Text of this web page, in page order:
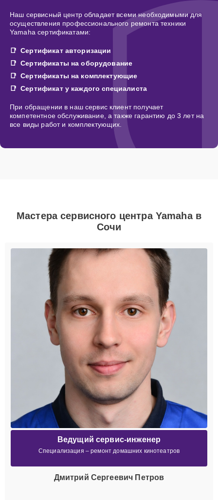
Наш сервисный центр обладает всеми необходимыми для
осуществления профессионального ремонта техники
Yamaha сертификатами:
Сертификат авторизации
Сертификаты на оборудование
Сертификаты на комплектующие
Сертификат у каждого специалиста
При обращении в наш сервис клиент получает
компетентное обслуживание, а также гарантию до 3 лет на
все виды работ и комплектующих.
Мастера сервисного центра Yamaha в
Сочи
Ведущий сервис-инженер
Специализация – ремонт домашних кинотеатров
Дмитрий Сергеевич Петров